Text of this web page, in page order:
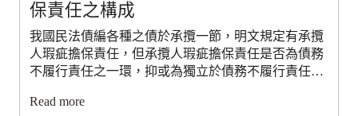
保責任之構成
我國民法債編各種之債於承攬一節，明文規定有承攬
人瑕疵擔保責任，但承攬人瑕疵擔保責任是否為債務
不履行責任之一環，抑或為獨立於債務不履行責任之
性質之定性問題，則會進一步影響到當完成之工作有
Read more